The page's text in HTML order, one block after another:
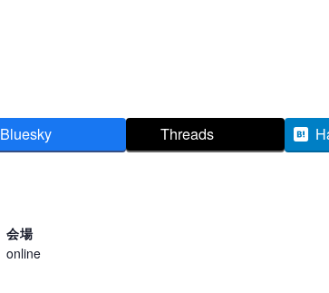
Bluesky Threads
会場
online